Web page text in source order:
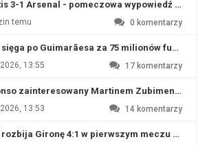
3-1 Arsenal - pomeczowa wypowiedź Artety
temu 0 komentarzy
po Guimarãesa za 75 milionów funtów
13:55 17 komentarzy
zainteresowany Martinem Zubimendim
13:53 14 komentarzy
Gironę 4:1 w pierwszym meczu